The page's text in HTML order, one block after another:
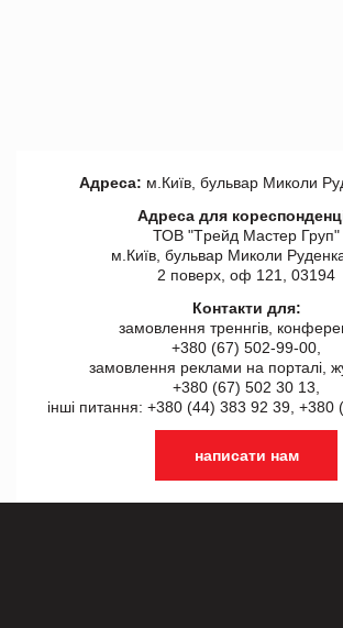
Адреса: м.Київ, бульвар Миколи
Адреса для
ТОВ "Tрейд Мастер Груп"
м.Київ, бульвар Миколи
2 поверх, оф 121, 03194
Контакти для:
замовлення треннгів,
+380 (67) 502-99-00,
замовлення реклами на порталі,
+380 (67) 502 30 13,
інші питання: +380 (44) 383 92 39, +380
написати нам